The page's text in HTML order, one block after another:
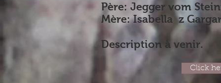
Père: Jegger vom
Mère: Isabella z
Description à venir.
Click